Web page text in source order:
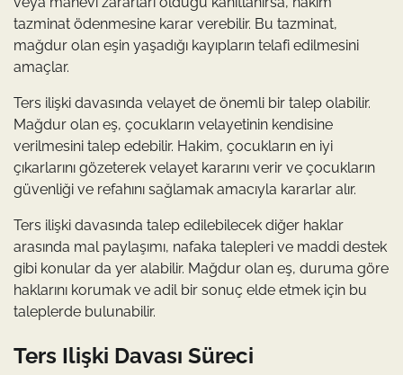
tazminat ödenmesine karar verebilir. Bu tazminat,
mağdur olan eşin yaşadığı kayıpların telafi edilmesini
amaçlar.
Ters ilişki davasında velayet de önemli bir talep olabilir.
Mağdur olan eş, çocukların velayetinin kendisine
verilmesini talep edebilir. Hakim, çocukların en iyi
çıkarlarını gözeterek velayet kararını verir ve çocukların
güvenliği ve refahını sağlamak amacıyla kararlar alır.
Ters ilişki davasında talep edilebilecek diğer haklar
arasında mal paylaşımı, nafaka talepleri ve maddi destek
gibi konular da yer alabilir. Mağdur olan eş, duruma göre
haklarını korumak ve adil bir sonuç elde etmek için bu
taleplerde bulunabilir.
Ters Ilişki Davası Süreci